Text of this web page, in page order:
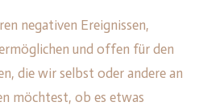
negativen Ereignissen,
und offen für den
die wir selbst oder andere an
möchtest, ob es etwas